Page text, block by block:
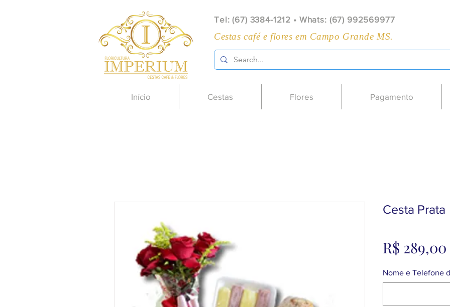
Tel: (67) 3384-1212 • Whats: (67) 992569977
Cestas café e flores em Campo Grande MS.
Início Cestas Flores Pagamento
Cesta Prata
R$ 289,00
Nome e Telefone